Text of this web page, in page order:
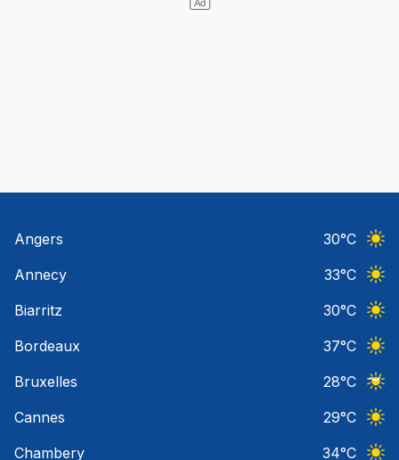
Angers 30°C
Annecy
33°C
Biarritz
30°C
Bordeaux
37°C
Bruxelles
28°C
Cannes
29°C
Chambery
34°C